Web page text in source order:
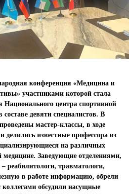
конференция «Медицина и
участниками которой стала
Национального центра спортивной
девяти специалистов. В
мастер-классы, в ходе
известные профессора из
на различных
медицине. Заведующие отделениями,
реабилитологи, травматологи,
в работе информацию, обрели
обсудили насущные